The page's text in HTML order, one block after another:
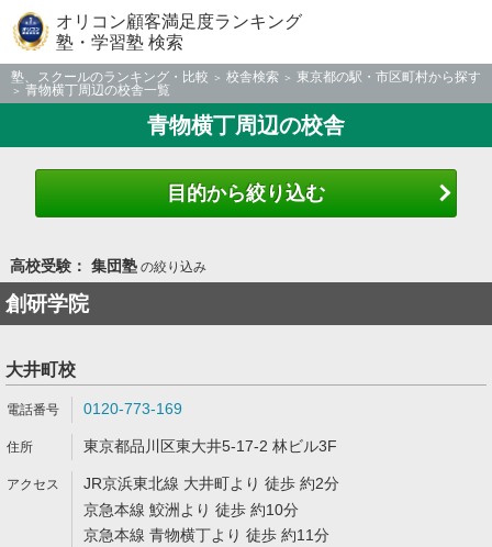
オリコン顧客満足度ランキング
塾・学習塾 検索
塾、スクールのランキング・比較 校舎検索
東京都の駅・市区町村から探す
青物横丁周辺の校舎一覧
青物横丁周辺の校舎
目的から絞り込む
高校受験： 集団塾の絞り込み
創研学院
大井町校
0120-773-169
東京都品川区東大井5-17-2 林ビル3F
JR京浜東北線 大井町より 徒歩 約2分
京急本線 鮫洲より 徒歩 約10分
京急本線 青物横丁より 徒歩 約11分